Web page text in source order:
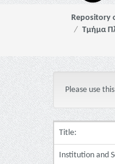
Repository
Τμήμα
Please use
Title:
Institution and